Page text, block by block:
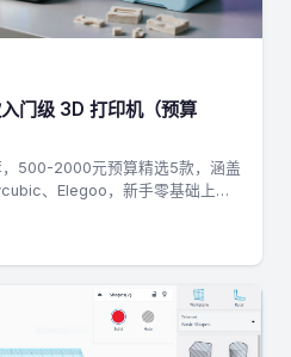
门级 3D 打印机（预算
500-2000元预算精选5款，涵盖
、Elegoo，新手零基础上手